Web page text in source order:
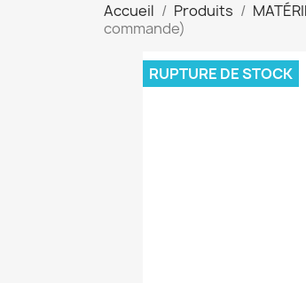
Accueil Produits
commande)
RUPTURE DE STOCK